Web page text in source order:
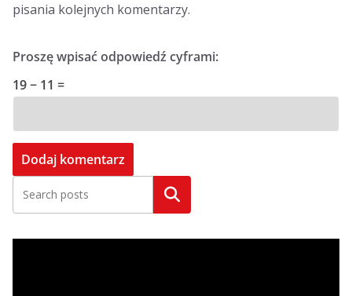
pisania kolejnych komentarzy.
Proszę wpisać odpowiedź cyframi:
19 − 11 =
Szukaj